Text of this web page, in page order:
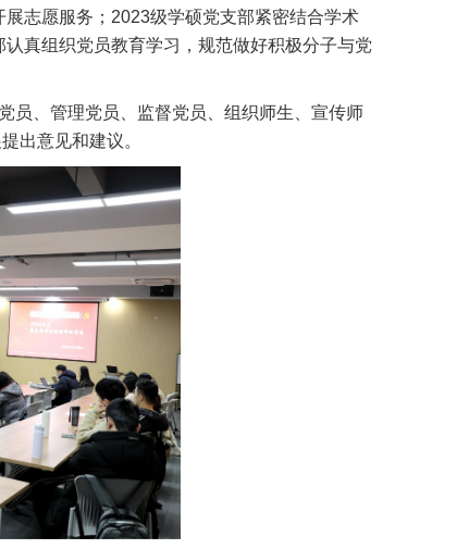
志愿服务；2023级学硕党支部紧密结合学术
真组织党员教育学习，规范做好积极分子与党
、管理党员、监督党员、组织师生、宣传师
出意见和建议。